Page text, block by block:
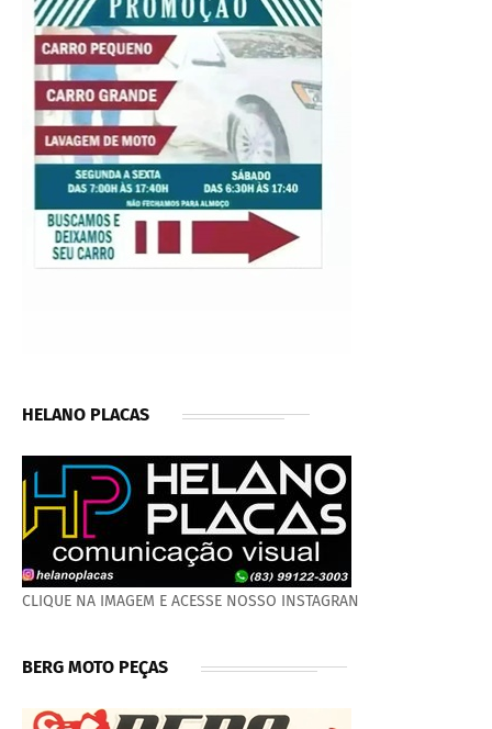
HELANO PLACAS
CLIQUE NA IMAGEM E ACESSE NOSSO INSTAGRAN
BERG MOTO PEÇAS